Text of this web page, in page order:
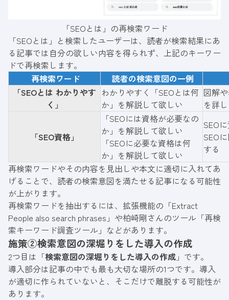
「SEOとは」の再検索ワード
「SEOとは」と検索したユーザーは、読者が検索結果にあ
る記事では自分の欲しい内容を得られず、上記のキーワー
ドで再検索します。
再検索ワード
読者の検索意図の一例
「SEOとは わかりやす
く」
わかりやすく「SEOとは何
か」を解説して欲しい
図解
を詳
「SEO資格」
「SEOには資格が必要なの
か」を解説して欲しい
「SEOに必要な資格は何
か」を解説して欲しい
SEO
SEO
する
再検索ワードやその内容を見出しや本文に適切に入れてあ
げることで、読者の検索意図を満たせる記事になる可能性
が上がります。
再検索ワードを抽出するには、拡張機能の「Extract
People also search phrases 」や柏崎剛さんのツール「再検
索キーワード調査ツール 」などがあります。
施策②検索意図の深堀りをした導入の作成
2つ目は「検索意図の深堀りをした導入の作成 」です。
導入部分は記事の中でも最も大切な場所の1つです。導入
が適切に作られていないと、そこだけで離脱する可能性が
あります。